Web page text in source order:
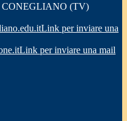
CONEGLIANO (TV)
Link per inviare una
Link per inviare una mail